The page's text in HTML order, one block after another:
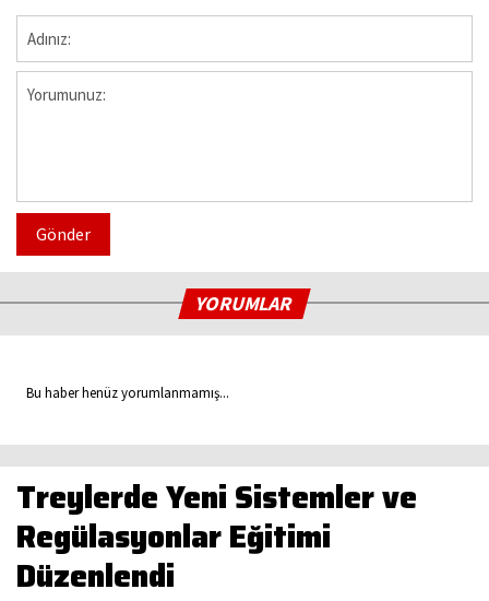
Gönder
YORUMLAR
Bu haber henüz yorumlanmamış...
Treylerde Yeni Sistemler ve
Regülasyonlar Eğitimi
Düzenlendi